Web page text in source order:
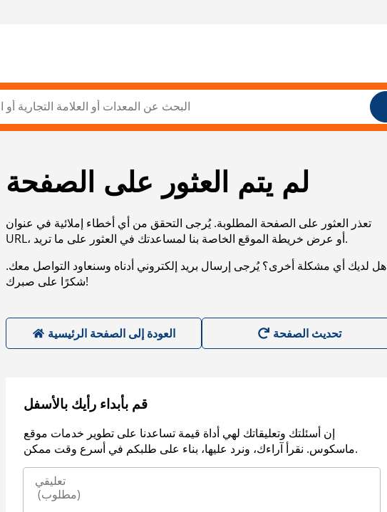
لم يتم العثور على الصفحة
تعذر العثور على الصفحة المطلوبة. يُرجى التحقق من أي أخطاء إملائية في عنوان
URL، أو عرض خريطة الموقع الخاصة بنا لمساعدتك في العثور على ما تريد.
هل لديك أي مشكلة أخرى؟ يُرجى إرسال بريد إلكتروني أدناه وسنعاود التواصل معك.
شكرًا على صبرك!
العودة إلى الصفحة الرئيسية
قم بأبداء رأيك بالأسفل
إن أسئلتك وتعليقاتك لهي أداة قيمة تساعدنا على تطوير خدمات موقع
ماسكوس. نقرأ آراءك، ونرد عليها، بناء على طلبكم في أسرع وقت ممكن.